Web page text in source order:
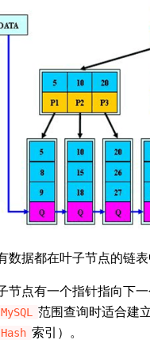
数据都在叶子节点的链
节点有一个指针指向下
MySQL 范围查询时适合建
Hash 索引）。